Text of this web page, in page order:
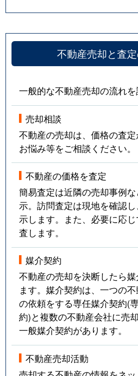
不動産売却と査
一般的な不動産売却の流れを
売却相談
不動産の売却は、価格の査定
お悩み等をご相談ください。
不動産の価格を査定
簡易査定は近隣の売却事例
示。訪問査定は現地を確認
示します。また、必要に応
査します。
媒介契約
不動産の売却を決断したら
ます。媒介契約は、一つの
の依頼をする専任媒介契約(
約)と複数の不動産会社に売
一般媒介契約があります。
不動産売却活動